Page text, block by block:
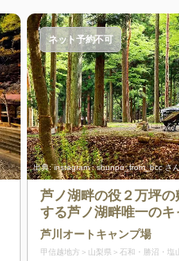
出典:instagram : shunpo_from_bcc さ
ネット予約不可
芦ノ湖畔の役２万坪
する芦ノ湖畔唯一のキ
芦川オートキャンプ場
甲信越地方 山梨県 石和・勝沼・塩